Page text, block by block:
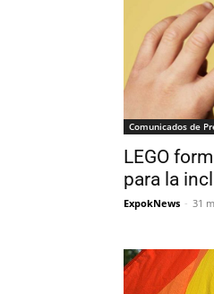
Comunicados de
LEGO
para la
ExpokNews - 31